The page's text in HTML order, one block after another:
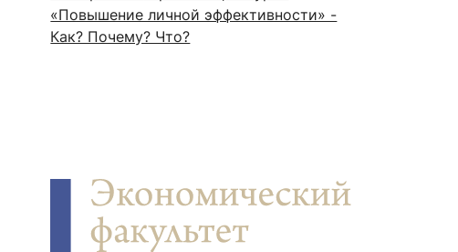
«Повышение личной эффективности» -
Как? Почему? Что?